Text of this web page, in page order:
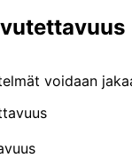
voidaan